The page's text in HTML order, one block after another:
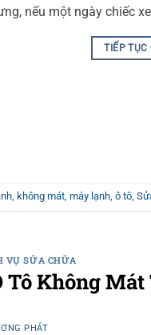
nếu một ngày chiếc
TIẾP TỤC
, không mát, máy lạnh, ô tô,
VỤ SỬA CHỮA
Tô Không
PHÁT